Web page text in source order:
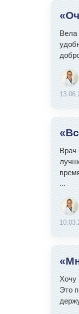
Вела
Врач
...
Хочу
Это